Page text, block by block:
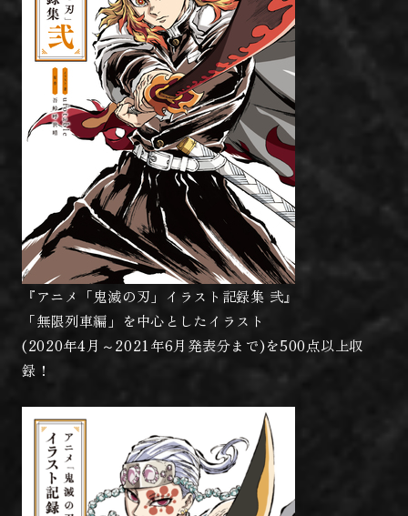
『アニメ「鬼滅の刃」イラスト記録集 弐』
「無限列車編」を中心としたイラスト
(2020年4月～2021年6月発表分まで)を500点以上収
録！